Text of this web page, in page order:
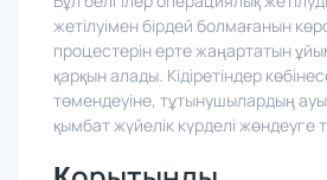
Бұл белгілер операциялық
жетілуімен бірдей болмағанын
процестерін ерте жаңартатын
қарқын алады. Кідіретіндер
төмендеуіне, тұтынушылардың